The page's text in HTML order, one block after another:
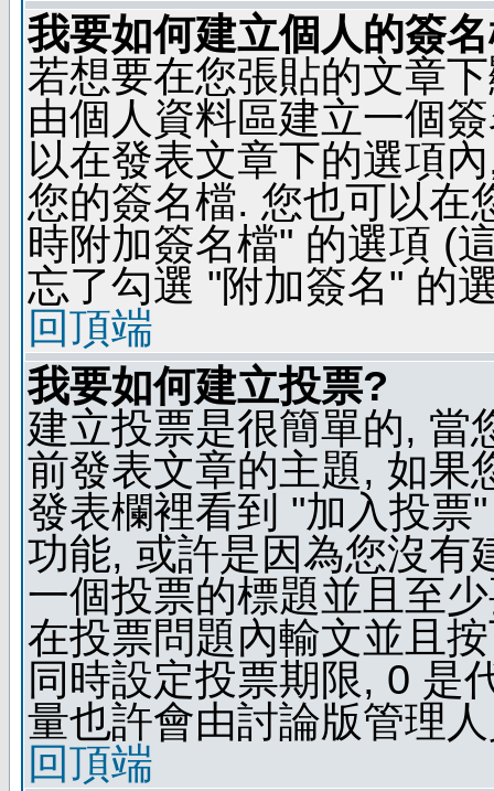
我要如何建立個人的簽
若想要在您張貼的文章
由個人資料區建立一個
以在發表文章下的選項
您的簽名檔. 您也可以在
時附加簽名檔" 的選項 (
忘了勾選 "附加簽名" 的
回頂端
我要如何建立投票?
建立投票是很簡單的, 當
前發表文章的主題, 如果
發表欄裡看到 "加入投票
功能, 或許是因為您沒有
一個投票的標題並且至
在投票問題內輸文並且
同時設定投票期限, 0 是
量也許會由討論版管理
回頂端